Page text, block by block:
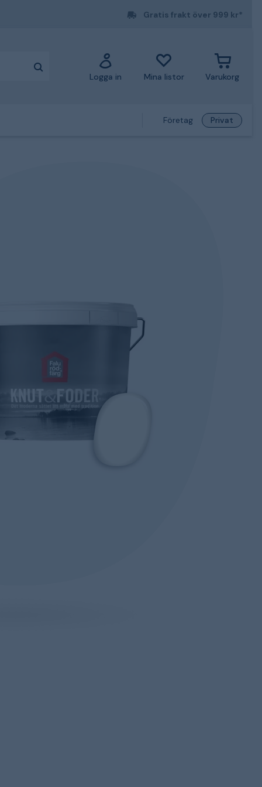
Gratis frakt över 999 kr*
Logga in Mina listor Varukorg
Företag Privat